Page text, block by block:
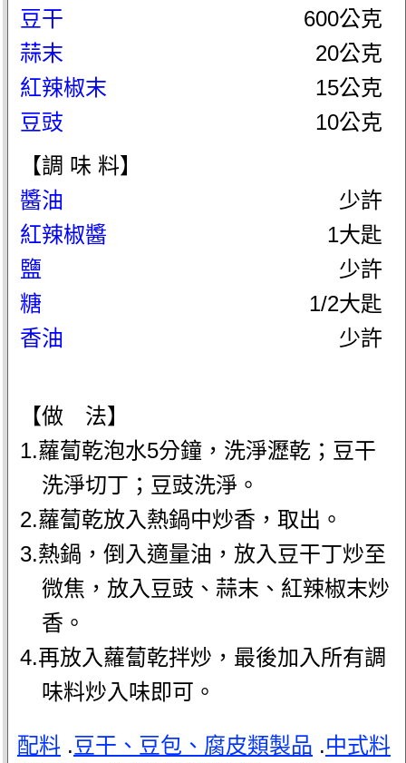
豆干
600公克
蒜末
20公克
紅辣椒末
15公克
豆豉
10公克
【調 味 料】
醬油
少許
紅辣椒醬
1大匙
鹽
少許
糖
1/2大匙
香油
少許
【做 法】
1.蘿蔔乾泡水5分鐘，洗淨瀝乾；豆干
洗淨切丁；豆豉洗淨。
2.蘿蔔乾放入熱鍋中炒香，取出。
3.熱鍋，倒入適量油，放入豆干丁炒至
微焦，放入豆豉、蒜末、紅辣椒末炒
香。
4.再放入蘿蔔乾拌炒，最後加入所有調
味料炒入味即可。
配料 .豆干、豆包、腐皮類製品 .中式料